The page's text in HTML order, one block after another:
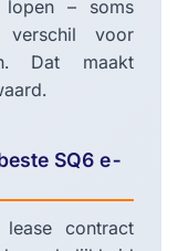
lopen – soms
voor
Dat maakt
SQ6 e-
contract